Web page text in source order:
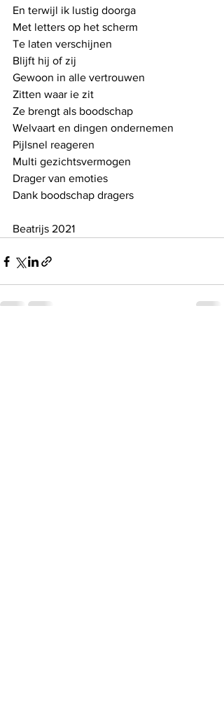
En terwijl ik lustig doorga
Met letters op het scherm
Te laten verschijnen
Blijft hij of zij
Gewoon in alle vertrouwen
Zitten waar ie zit
Ze brengt als boodschap
Welvaart en dingen ondernemen
Pijlsnel reageren
Multi gezichtsvermogen
Drager van emoties
Dank boodschap dragers
Beatrijs 2021